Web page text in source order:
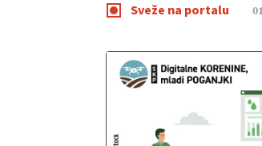
Sveže na portalu